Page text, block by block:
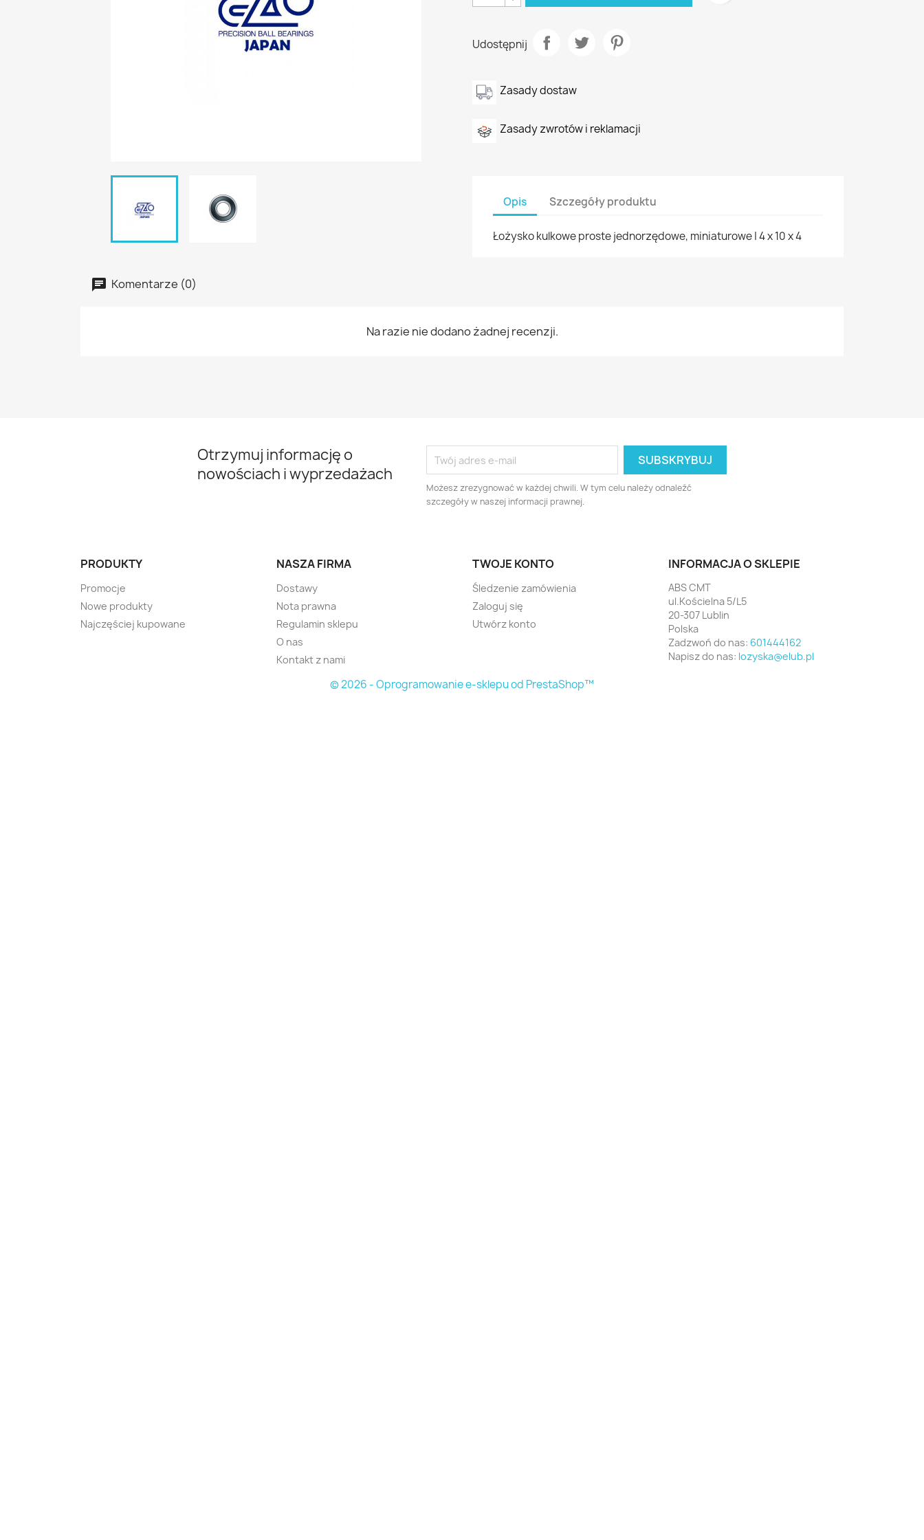
Udostępnij
Zasady dostaw
Zasady zwrotów i reklamacji
Opis Szczegóły produktu
Łożysko kulkowe proste jednorzędowe, miniaturowe | 4 x 10 x 4
Komentarze (0)
Na razie nie dodano żadnej recenzji.
Otrzymuj informację o
nowościach i wyprzedażach
Możesz zrezygnować w każdej chwili. W tym celu należy odnaleźć
szczegóły w naszej informacji prawnej.
PRODUKTY
Promocje
Nowe produkty
Najczęściej kupowane
NASZA FIRMA
Dostawy
Nota prawna
Regulamin sklepu
O nas
Kontakt z nami
TWOJE KONTO
Śledzenie zamówienia
Zaloguj się
Utwórz konto
INFORMACJA O SKLEPIE
ABS CMT
ul.Kościelna 5/L5
20-307 Lublin
Polska
Zadzwoń do nas: 601444162
Napisz do nas: lozyska@elub.pl
© 2026 - Oprogramowanie e-sklepu od PrestaShop™